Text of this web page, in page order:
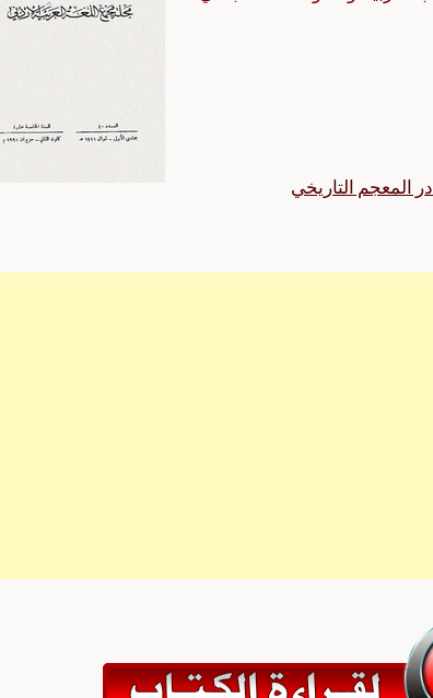
المعجم التاريخي